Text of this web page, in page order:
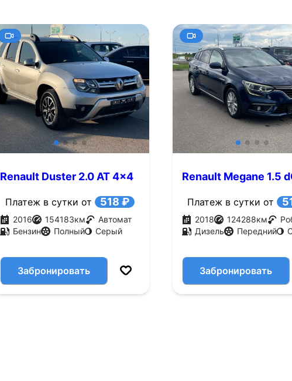
Renault Duster 2.0 AT 4x4
Платеж в сутки от 518 ₽
2016 154183км
Автомат
Бензин
Полный Серый
Забронировать
Renault Megane 1.5
Платеж в сутки от
2018 124288км
Дизель
Передний
Забронировать